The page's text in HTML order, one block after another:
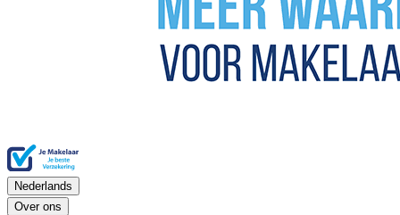
Nederlands
Over ons